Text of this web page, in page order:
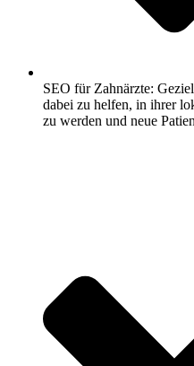
SEO für Zahnärzte:
dabei zu helfen, in ihrer
zu werden und neue